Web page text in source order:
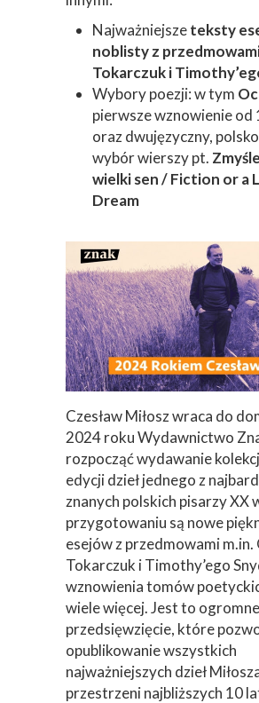
Najważniejszeteksty
noblisty z
Tokarczuk i
Wybory poezji: w tym
pierwsze wznowienie od
oraz dwujęzyczny,
wybór wierszy pt.
wielki sen / Fiction or a
Dream
Czesław Miłosz wraca do
2024 roku Wydawnictwo
rozpocząć wydawanie
edycji dzieł jednego z
znanych polskich pisarzy XX
przygotowaniu są nowe
esejów z przedmowami m.in.
Tokarczuk i Timothy’ego
wznowienia tomów
wiele więcej. Jest to ogromne
przedsięwzięcie, które
opublikowanie wszystkich
najważniejszych dzieł
przestrzeni najbliższych 10